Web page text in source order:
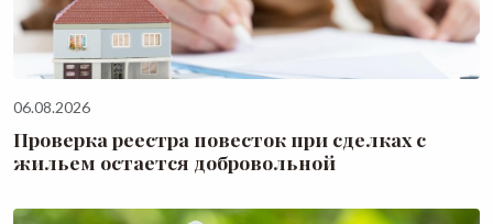
06.08.2026
Проверка реестра повесток при сделках с
жильем остается добровольной